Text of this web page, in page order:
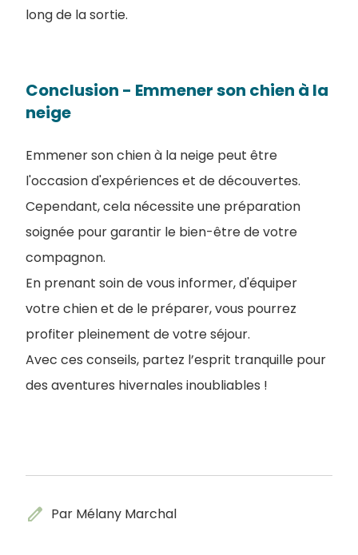
long de la sortie.
Conclusion - Emmener son chien à la
neige
Emmener son chien à la neige peut être
l'occasion d'expériences et de découvertes.
Cependant, cela nécessite une préparation
soignée pour garantir le bien-être de votre
compagnon.
En prenant soin de vous informer, d'équiper
votre chien et de le préparer, vous pourrez
profiter pleinement de votre séjour.
Avec ces conseils, partez l’esprit tranquille pour
des aventures hivernales inoubliables !
edit Par Mélany Marchal